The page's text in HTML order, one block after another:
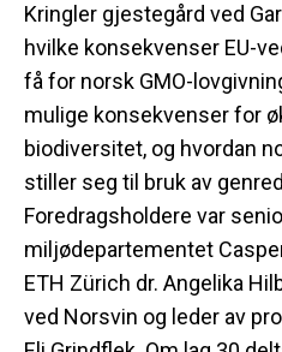
Kringler gjestegård ved
hvilke konsekvenser EU-
få for norsk GMO-
mulige konsekvenser for
biodiversitet, og hvordan
stiller seg til bruk av
Foredragsholdere var
miljødepartementet
ETH Zürich dr. Angelika
ved Norsvin og leder av